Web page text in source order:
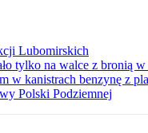
Lubomirskich
tylko na walce z bronią w
w kanistrach benzynę z
Polski Podziemnej